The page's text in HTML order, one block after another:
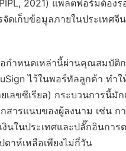
2021) แพลตฟอร์มต้องร
เก็บข้อมูลภายในประเทศจี
กำหนดเหล่านี้ผ่านคุณสมบัติ
ไว้ในพอร์ทัลลูกค้า ทำ
ขซีเรียล) กระบวนการนี้มัก
สารแนบของผู้ลงนาม เช่น ก
นในประเทศและปลั๊กอินกา
ดาห์เหลือเพียงไม่กี่วัน